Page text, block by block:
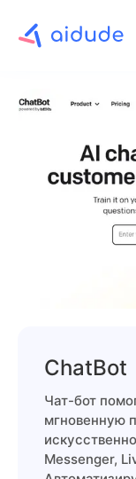
ChatBot
Чат-бот
мгновенную
Messenger,